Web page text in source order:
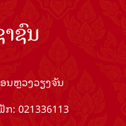
ຊົນ
ນຫຼວງວຽງຈັນ
ກ: 021336113